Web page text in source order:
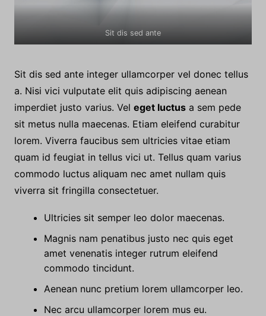
Sit dis sed ante
Sit dis sed ante integer ullamcorper vel donec tellus
a. Nisi vici vulputate elit quis adipiscing aenean
imperdiet justo varius. Vel eget luctusa sem pede
sit metus nulla maecenas. Etiam eleifend curabitur
lorem. Viverra faucibus sem ultricies vitae etiam
quam id feugiat in tellus vici ut. Tellus quam varius
commodo luctus aliquam nec amet nullam quis
viverra sit fringilla consectetuer.
Ultricies sit semper leo dolor maecenas.
Magnis nam penatibus justo nec quis eget
amet venenatis integer rutrum eleifend
commodo tincidunt.
Aenean nunc pretium lorem ullamcorper leo.
Nec arcu ullamcorper lorem mus eu.